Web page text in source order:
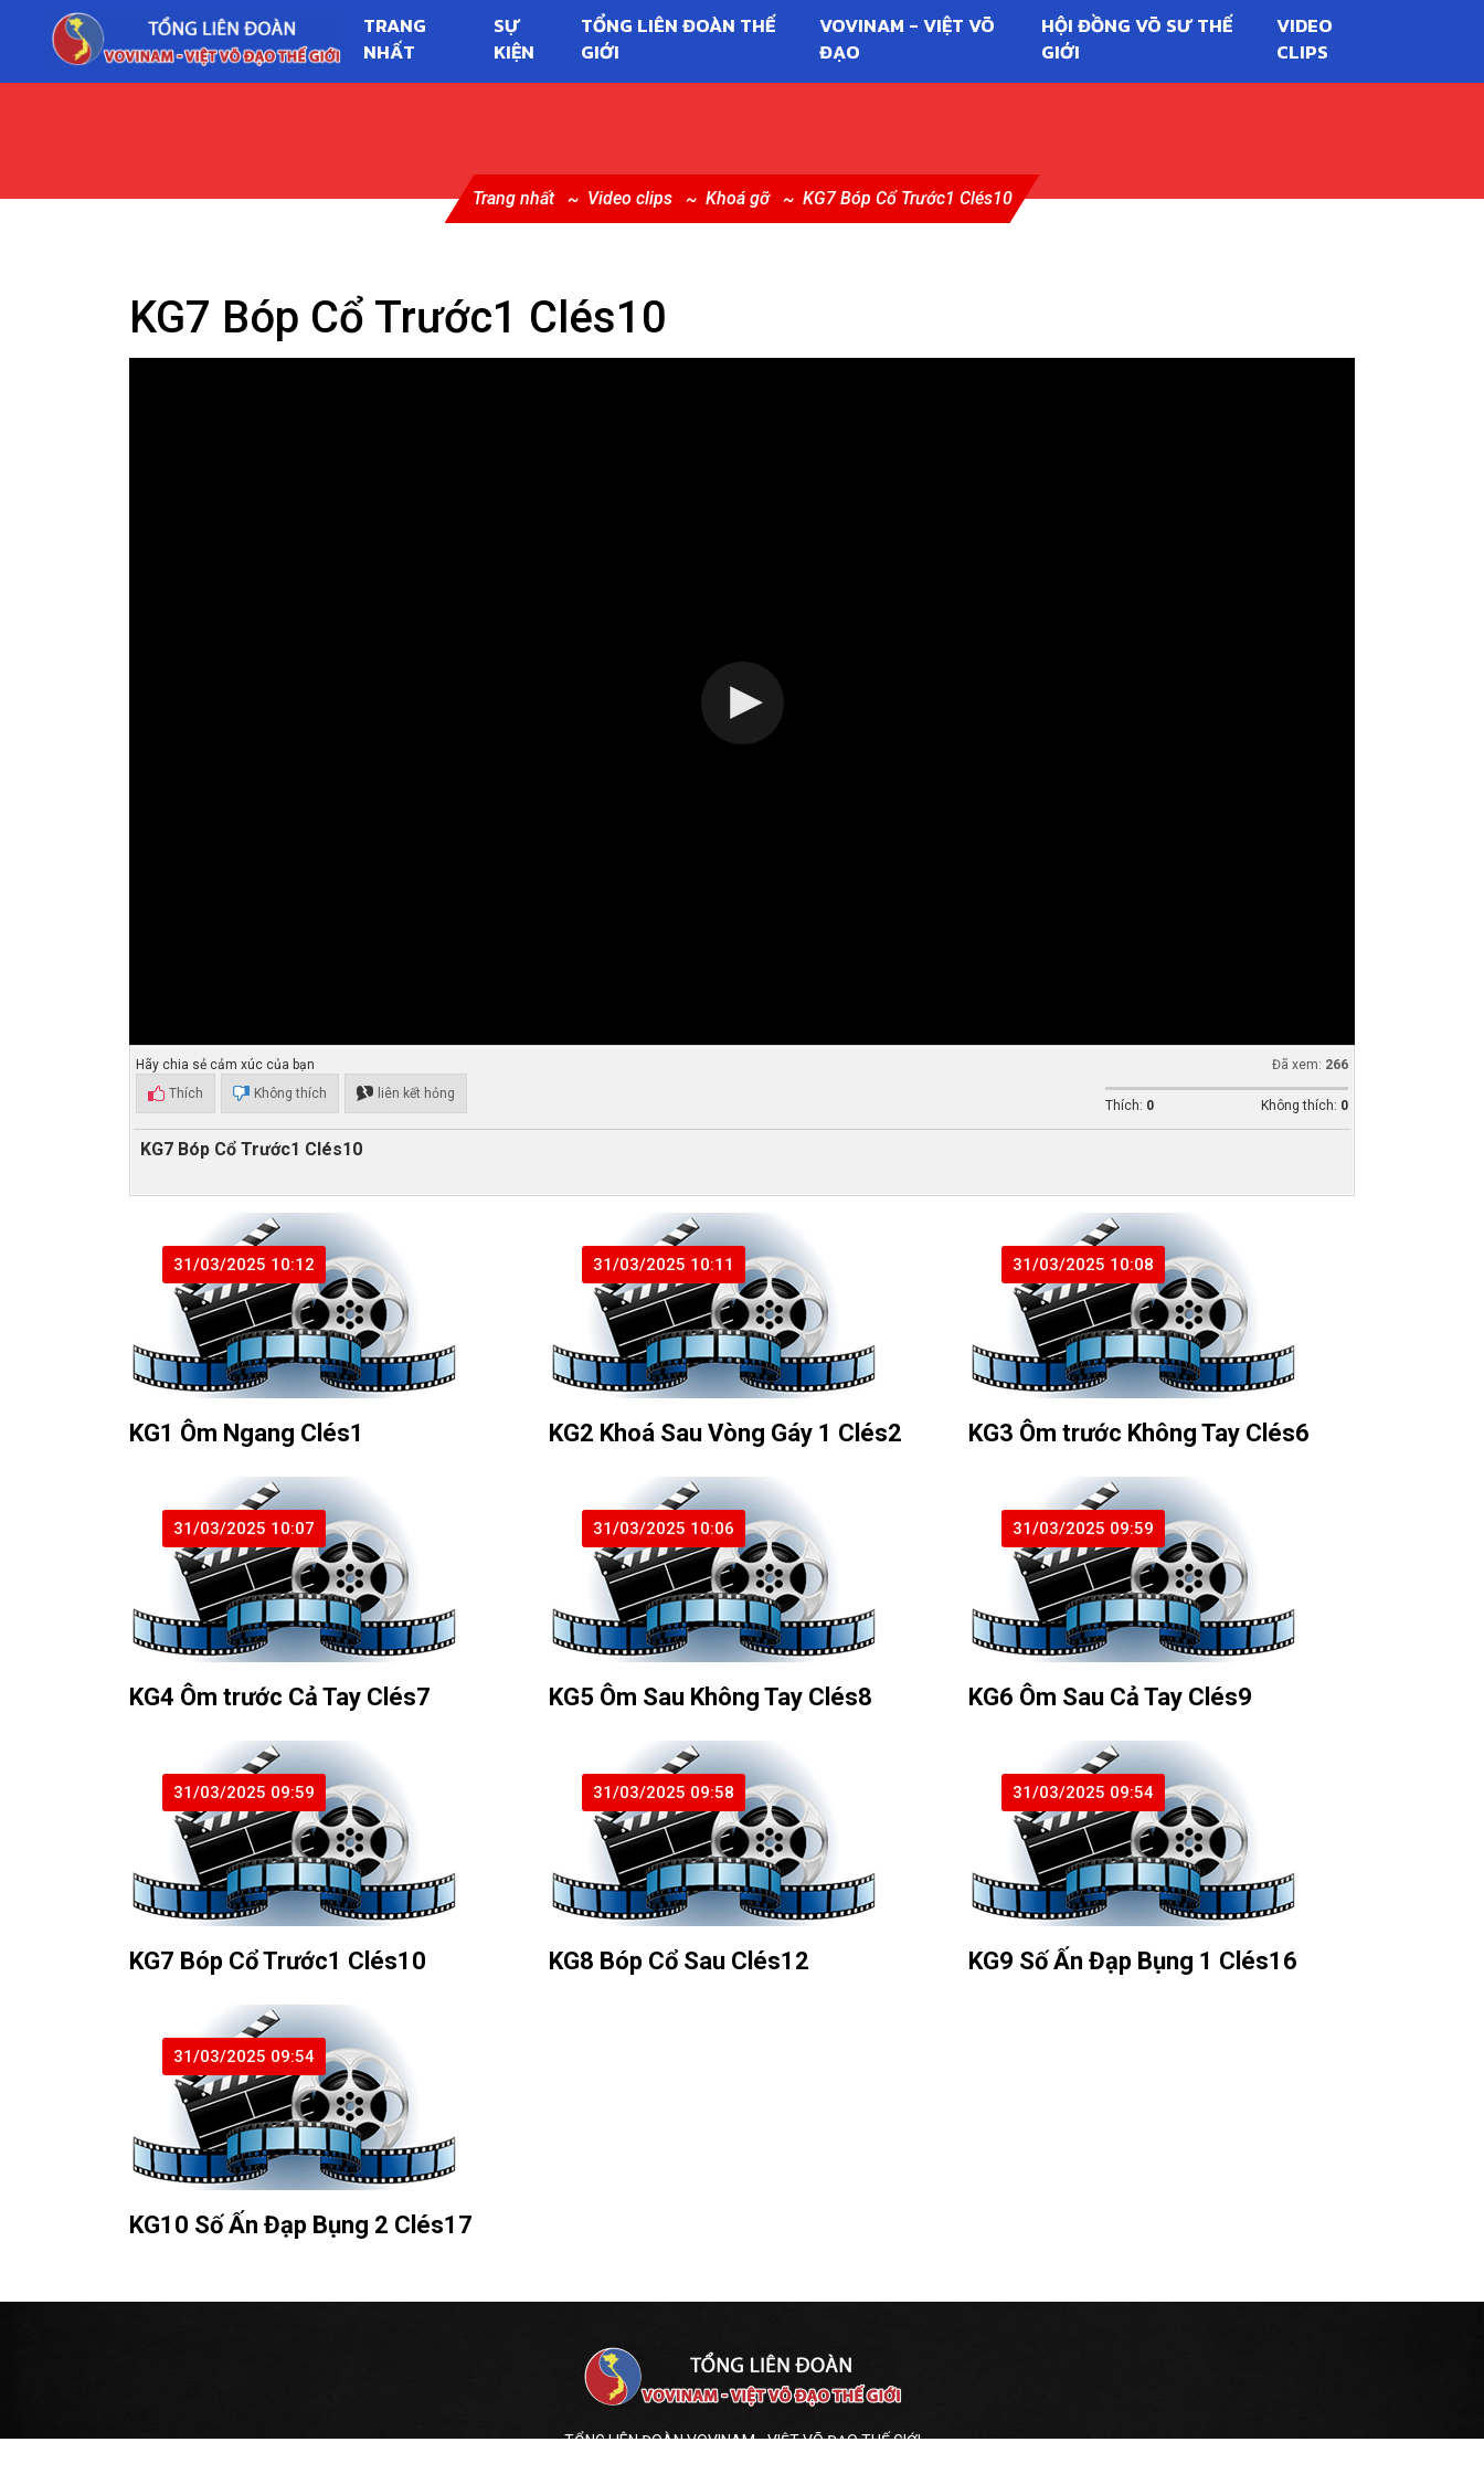
TRANG
NHẤT
SỰ
KIỆN
TỔNG LIÊN ĐOÀN THẾ
GIỚI
VOVINAM - VIỆT VÕ
ĐẠO
HỘI ĐỒNG VÕ SƯ THẾ
GIỚI
VIDEO
CLIPS
Trang nhất Video clips Khoá gỡ KG7 Bóp Cổ Trước1 Clés10
KG7 Bóp Cổ Trước1 Clés10
Hãy chia sẻ cảm xúc của bạn
Thích
Không thích liên kết hỏng
Đã xem: 266
Thích: 0 Không thích: 0
KG7 Bóp Cổ Trước1 Clés10
31/03/2025 10:12
KG1 Ôm Ngang Clés1
31/03/2025 10:11
KG2 Khoá Sau Vòng Gáy 1 Clés2
31/03/2025 10:08
KG3 Ôm trước Không Tay Clés6
31/03/2025 10:07
KG4 Ôm trước Cả Tay Clés7
31/03/2025 10:06
KG5 Ôm Sau Không Tay Clés8
31/03/2025 09:59
KG6 Ôm Sau Cả Tay Clés9
31/03/2025 09:59
KG7 Bóp Cổ Trước1 Clés10
31/03/2025 09:58
KG8 Bóp Cổ Sau Clés12
31/03/2025 09:54
KG9 Số Ấn Đạp Bụng 1 Clés16
31/03/2025 09:54
KG10 Số Ấn Đạp Bụng 2 Clés17
TỔNG LIÊN ĐOÀN VOVINAM - VIỆT VÕ ĐẠO THẾ GIỚI